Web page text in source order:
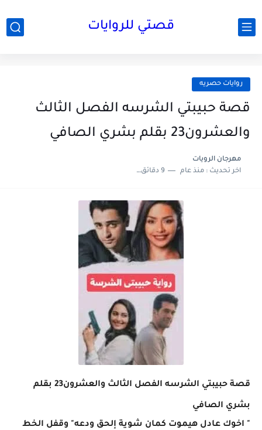
قصتي للروايات
روايات حصريه
قصة حبيبتي الشرسه الفصل الثالث
والعشرون23 بقلم بشري الصافي
مهرجان الرويات
اخر تحديث :منذ عام 9 دقائق للقراءة
قصة حبيبتي الشرسه الفصل الثالث والعشرون23 بقلم
بشري الصافي
" اخوك عادل هيموت كمان شوية إلحق ودعه" وقفل الخط